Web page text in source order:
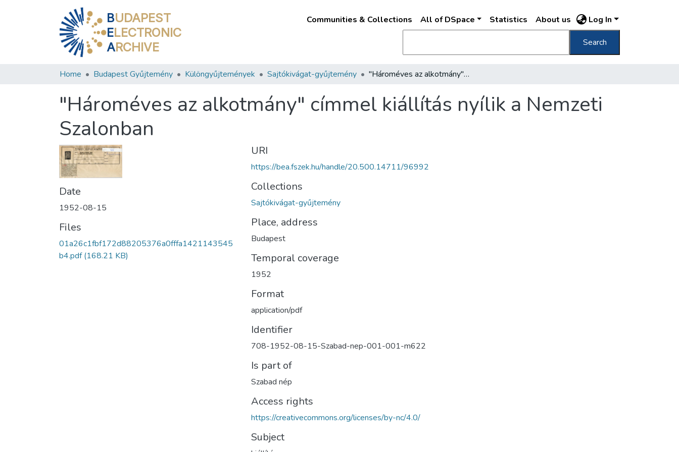
BUDAPEST
ELECTRONIC
ARCHIVE
Communities & Collections All of DSpace Statistics About us Log In
Search
Home Budapest Gyűjtemény Különgyűjtemények Sajtókivágat-gyűjtemény "Hároméves az alkotmány" címmel kiállítás nyílik a Nemzeti Szalonban
"Hároméves az alkotmány" címmel kiállítás nyílik a Nemzeti
Szalonban
Date
1952-08-15
Files
01a26c1fbf172d88205376a0fffa1421143545
b4.pdf(168.21 KB)
URI
https://bea.fszek.hu/handle/20.500.14711/96992
Collections
Sajtókivágat-gyűjtemény
Place, address
Budapest
Temporal coverage
1952
Format
application/pdf
Identifier
708-1952-08-15-Szabad-nep-001-001-m622
Is part of
Szabad nép
Access rights
https://creativecommons.org/licenses/by-nc/4.0/
Subject